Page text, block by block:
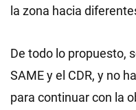
la zona hacia
De todo lo propuesto,
SAME y el CDR, y no
para continuar con la